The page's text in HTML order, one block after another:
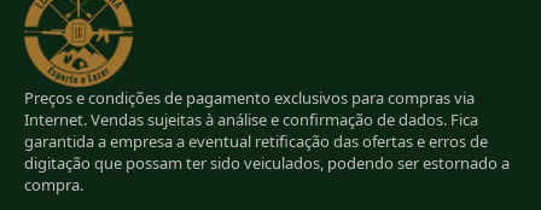
Preços e condições de pagamento exclusivos para compras via
Internet. Vendas sujeitas à análise e confirmação de dados. Fica
garantida a empresa a eventual retificação das ofertas e erros de
digitação que possam ter sido veiculados, podendo ser estornado a
compra.